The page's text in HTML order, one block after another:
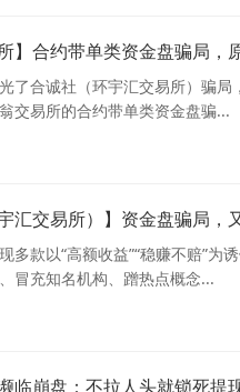
】合约带单类资金盘骗局，
了合诚社（环宇汇交易所）骗
交易所的合约带单类资金盘骗...
汇交易所）】资金盘骗局
多款以“高额收益”“稳赚不赔”为
冒充知名机构、蹭热点概念...
临崩盘：不拉人头就锁死提